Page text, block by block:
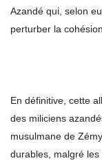
Azandé qui, selon
perturber la
En définitive, cette
des miliciens
musulmane de
durables, malgré les